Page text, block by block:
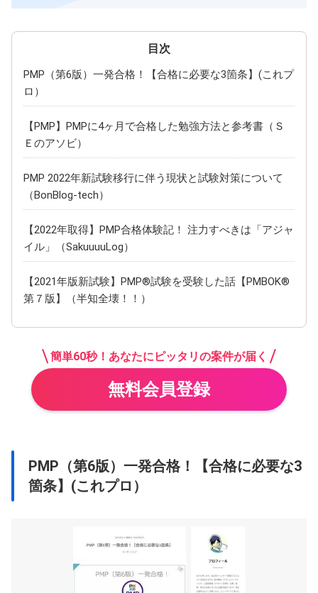
PMP（第6版）一発合格！【合格に必要な3箇条】(これプ
ロ）
【PMP】PMPに4ヶ月で合格した勉強方法と参考書（Ｓ
Ｅのアソビ）
PMP 2022年新試験移行に伴う現状と試験対策について
（BonBlog-tech）
【2022年取得】PMP合格体験記！ 注力すべきは「アジャ
イル」（SakuuuuLog）
【2021年版新試験】PMP®試験を受験した話【PMBOK®
第７版】（半知全壊！！）
簡単60秒！あなたにピッタリの案件が届く
無料会員登録
PMP（第6版）一発合格！【合格に必要な3
箇条】(これプロ）